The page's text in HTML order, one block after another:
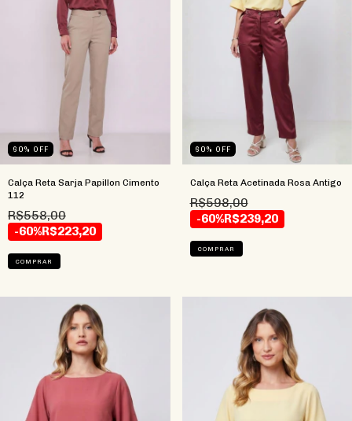
60% OFF
Calça Reta Sarja Papillon Cimento
112
R$558,00
-60%R$223,20
COMPRAR
60% OFF
Calça Reta Acetinada Rosa Antigo
R$598,00
-60%R$239,20
COMPRAR